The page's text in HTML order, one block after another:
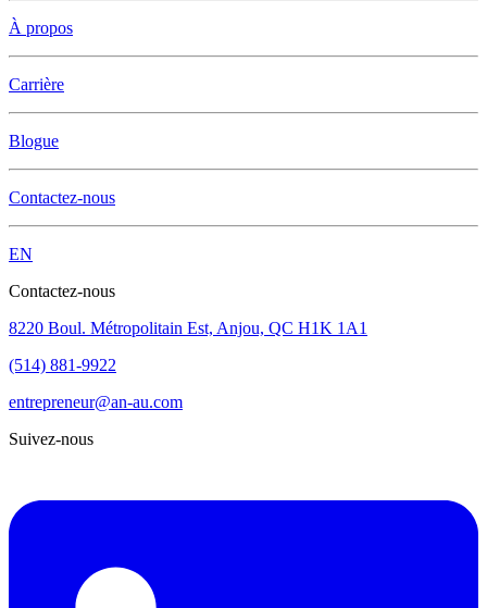
À propos
Carrière
Blogue
Contactez-nous
EN
Contactez-nous
8220 Boul. Métropolitain Est, Anjou, QC H1K 1A1
(514) 881-9922
entrepreneur@an-au.com
Suivez-nous